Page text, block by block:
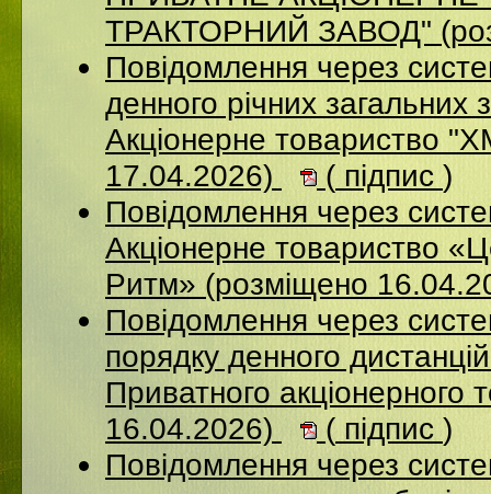
ТРАКТОРНИЙ ЗАВОД"
Повідомлення через
денного річних загальних
Акціонерне
17.04.2026)
( підпис )
Повідомлення через
Акціонерне товариство
Ритм» (розміщено
Повідомлення через
порядку денного
Приватного
16.04.2026)
( підпис )
Повідомлення через